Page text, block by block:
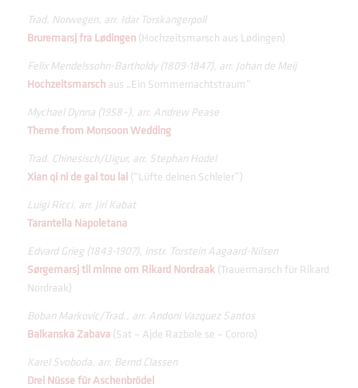
Trad. Norwegen, arr. Idar Torskangerpoll
Bruremarsj fra Lødingen (Hochzeitsmarsch aus Lødingen)
Felix Mendelssohn-Bartholdy (1809-1847), arr. Johan de Meij
Hochzeitsmarsch aus „Ein Sommernachtstraum“
Mychael Dynna (1958–), arr. Andrew Pease
Theme from Monsoon Wedding
Trad. Chinesisch/Uigur, arr. Stephan Hodel
Xian qi ni de gai tou lai (“Lüfte deinen Schleier”)
Luigi Ricci, arr. Jiri Kabat
Tarantella Napoletana
Edvard Grieg (1843-1907), instr. Torstein Aagaard-Nilsen
Sørgemarsj til minne om Rikard Nordraak (Trauermarsch für Rikard
Nordraak)
Boban Markovic/Trad., arr. Andoni Vazquez Santos
Balkanska Zabava (Sat – Ajde Razbole se – Cororo)
Karel Svoboda, arr. Bernd Classen
Drei Nüsse für Aschenbrödel